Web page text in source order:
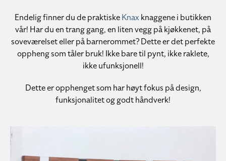
Endelig finner du de praktiskeKnax knaggene i butikken
vår! Har du en trang gang, en liten vegg på kjøkkenet, på
soveværelset eller på barnerommet? Dette er det perfekte
oppheng som tåler bruk! Ikke bare til pynt, ikke raklete,
ikke ufunksjonell!
Dette er opphenget som har høyt fokus på design,
funksjonalitet og godt håndverk!